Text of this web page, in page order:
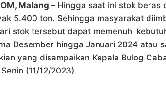
Malang – Hingga saat ini stok beras
5.400 ton. Sehingga masyarakat
stok tersebut dapat memenuhi
Desember hingga Januari 2024 atau
yang disampaikan Kepala Bulog
(11/12/2023).